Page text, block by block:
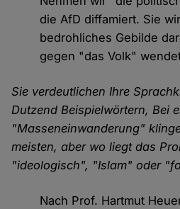
die AfD diffamiert. Sie
bedrohliches Gebilde
gegen "das Volk"
Sie verdeutlichen Ihre
Dutzend Beispielwörtern, Bei
"Masseneinwanderung"
meisten, aber wo liegt das
"ideologisch", "Islam" oder
Nach Prof. Hartmut